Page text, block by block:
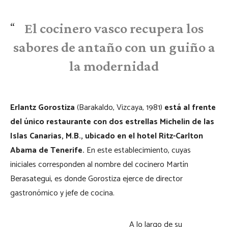
El cocinero vasco recupera los
sabores de antaño con un guiño a
la modernidad
Erlantz Gorostiza(Barakaldo, Vizcaya, 1981) está al frente
del único restaurante con dos estrellas Michelin de las
Islas Canarias, M.B., ubicado en el hotel Ritz-Carlton
Abama de Tenerife. En este establecimiento, cuyas
iniciales corresponden al nombre del cocinero Martín
Berasategui, es donde Gorostiza ejerce de director
gastronómico y jefe de cocina.